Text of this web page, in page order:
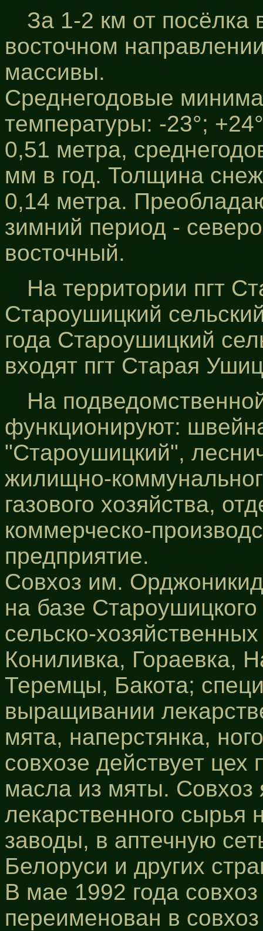
За 1-2 км от посёлка
восточном
массивы.
Среднегодовые
температуры: -23°;
0,51 метра,
мм в год. Толщина
0,14 метра.
зимний период -
восточный.
На территории пгт
Староушицкий
года Староушицкий
входят пгт Старая
На
функционируют:
"Староушицкий",
жилищно-
газового хозяйства,
коммерческо-
предприятие.
Совхоз им.
на базе
сельско-
Кониливка, Гораевка,
Теремцы, Бакота;
выращивании
мята, наперстянка,
совхозе действует цех
масла из мяты. Совхоз
лекарственного сырья
заводы, в аптечную
Белоруси и других
В мае 1992 года
переименован в